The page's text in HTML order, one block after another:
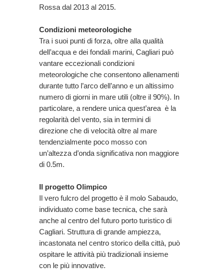
Rossa dal 2013 al 2015.
Condizioni meteorologiche
Tra i suoi punti di forza, oltre alla qualità
dell’acqua e dei fondali marini, Cagliari può
vantare eccezionali condizioni
meteorologiche che consentono allenamenti
durante tutto l’arco dell’anno e un altissimo
numero di giorni in mare utili (oltre il 90%). In
particolare, a rendere unica quest’area è la
regolarità del vento, sia in termini di
direzione che di velocità oltre al mare
tendenzialmente poco mosso con
un’altezza d’onda significativa non maggiore
di 0.5m.
Il progetto Olimpico
Il vero fulcro del progetto è il molo Sabaudo,
individuato come base tecnica, che sarà
anche al centro del futuro porto turistico di
Cagliari. Struttura di grande ampiezza,
incastonata nel centro storico della città, può
ospitare le attività più tradizionali insieme
con le più innovative.